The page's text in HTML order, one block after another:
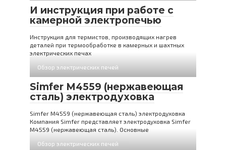
И инструкция при работе с
камерной электропечью
Инструкция для термистов, производящих нагрев
деталей при термообработке в камерных и шахтных
электрических печах
Обзор электрических печей
Simfer M4559 (нержавеющая
сталь) электродуховка
Simfer M4559 (нержавеющая сталь) электродуховка
Компания Simfer представляет электродуховка Simfer
M4559 (нержавеющая сталь). Основные
Обзор электрических печей